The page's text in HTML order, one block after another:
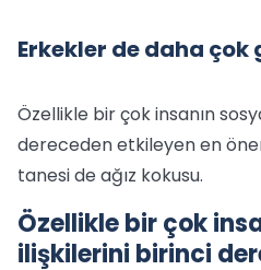
Erkekler de daha
Özellikle bir çok insanın
dereceden etkileyen en
tanesi de ağız kokusu.
Özellikle bir çok
ilişkilerini birinci